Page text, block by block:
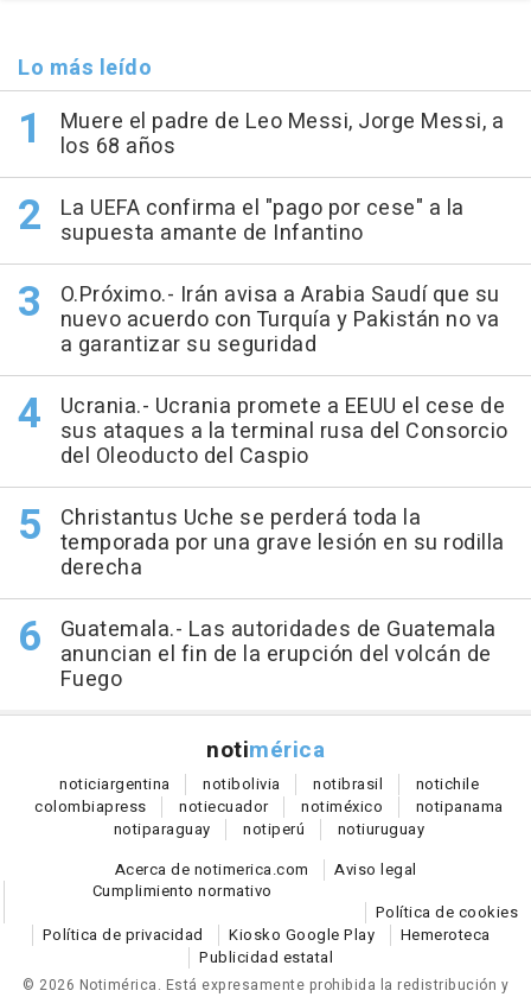
Lo más leído
Muere el padre de Leo Messi, Jorge Messi, a
los 68 años
La UEFA confirma el "pago por cese" a la
supuesta amante de Infantino
O.Próximo.- Irán avisa a Arabia Saudí que su
nuevo acuerdo con Turquía y Pakistán no va
a garantizar su seguridad
Ucrania.- Ucrania promete a EEUU el cese de
sus ataques a la terminal rusa del Consorcio
del Oleoducto del Caspio
Christantus Uche se perderá toda la
temporada por una grave lesión en su rodilla
derecha
Guatemala.- Las autoridades de Guatemala
anuncian el fin de la erupción del volcán de
Fuego
notimérica
noticiargentina notibolivia notibrasil notichile
colombiapress notiecuador notiméxico notipanama
notiparaguay notiperú notiuruguay
Acerca de notimerica.com
Aviso legal
Cumplimiento normativo
Política de cookies
Política de privacidad
Kiosko Google Play
Hemeroteca
Publicidad estatal
© 2026 Notimérica. Está expresamente prohibida la redistribución y